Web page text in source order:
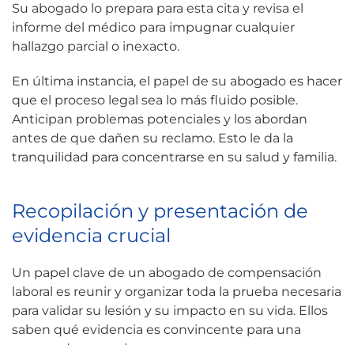
Su abogado lo prepara para esta cita y revisa el
informe del médico para impugnar cualquier
hallazgo parcial o inexacto.
En última instancia, el papel de su abogado es hacer
que el proceso legal sea lo más fluido posible.
Anticipan problemas potenciales y los abordan
antes de que dañen su reclamo. Esto le da la
tranquilidad para concentrarse en su salud y familia.
Recopilación y presentación de
evidencia crucial
Un papel clave de un abogado de compensación
laboral es reunir y organizar toda la prueba necesaria
para validar su lesión y su impacto en su vida. Ellos
saben qué evidencia es convincente para una